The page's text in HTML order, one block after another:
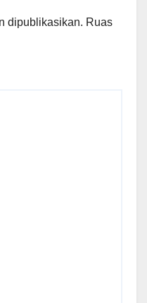
dipublikasikan. Ruas